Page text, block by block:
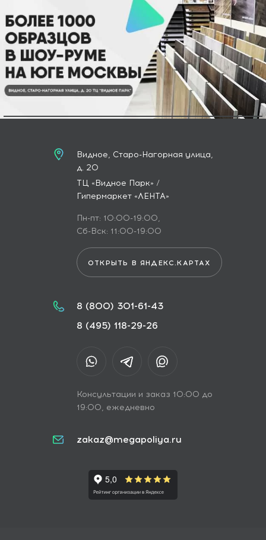
Видное, Старо-Нагорная улица,
д. 20
ТЦ «Видное Парк» /
Гипермаркет «ЛЕНТА»
Пн-пт: 10:00-19:00,
Сб-Вск: 11:00-19:00
ОТКРЫТЬ В ЯНДЕКС.КАРТАХ
8 (800) 301-61-43
8 (495) 118-29-26
Консультации и заказ 10:00 до
19:00, ежедневно
zakaz@megapoliya.ru